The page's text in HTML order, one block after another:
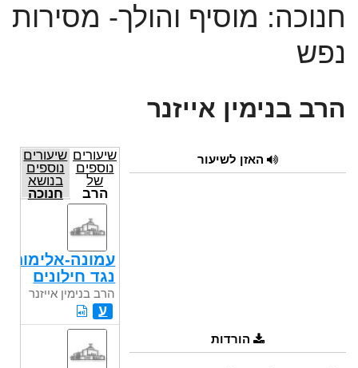
חנוכה: מוסיף והולך- מסירות
נפש
הרב בנימין אייזנר
האזן לשיעור
הורדות
שיעורים
נוספים
של
הרב
בנימין
אייזנר
שיעורים
נוספים
בנושא
חנוכה
עמונה-אלימות
נגד חילונים
הרב בנימין אייזנר
ע